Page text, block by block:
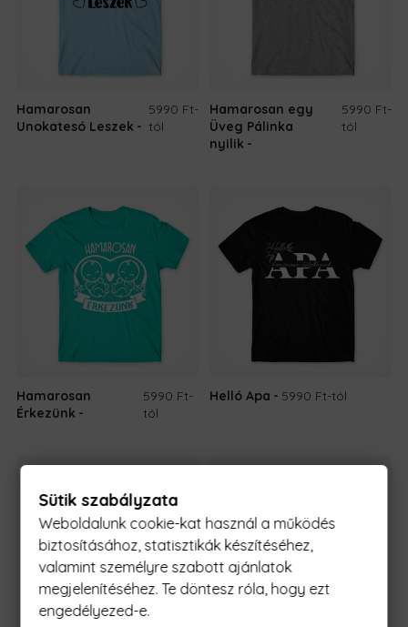
Hamarosan
Unokatesó Leszek
5990 Ft-
tól
Hamarosan egy
Üveg Pálinka
nyilik
5990 Ft-
tól
Hamarosan
Érkezünk
5990 Ft-
tól
Helló Apa 5990 Ft-tól
Sütik szabályzata
Weboldalunk cookie-kat használ a működés
biztosításához, statisztikák készítéséhez,
valamint személyre szabott ajánlatok
megjelenítéséhez. Te döntesz róla, hogy ezt
engedélyezed-e.